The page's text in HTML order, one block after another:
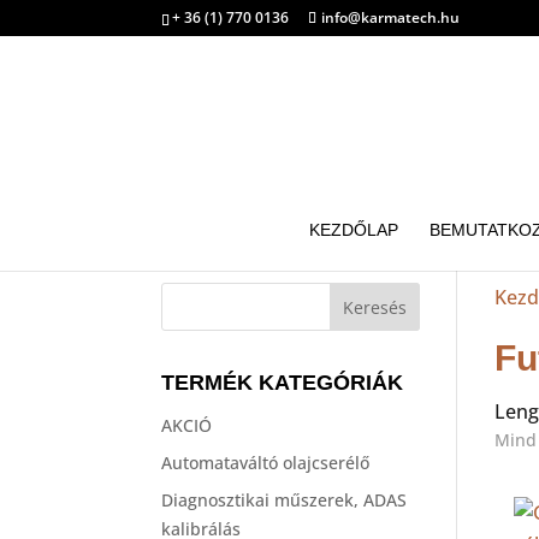
+ 36 (1) 770 0136 info@karmatech.hu
KEZDŐLAP
TERMÉK KATEGÓRIÁK
AKCIÓ
Automataváltó olajcserélő
Diagnosztikai műszerek, ADAS
kalibrálás